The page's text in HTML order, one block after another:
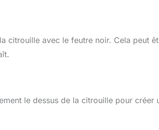
citrouille avec le feutre noir. Cela peut
le dessus de la citrouille pour créer